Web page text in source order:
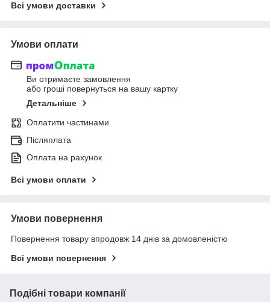
Всі умови доставки
Умови оплати
Ви отримаєте замовлення
або гроші повернуться на вашу картку
Детальніше
Оплатити частинами
Післяплата
Оплата на рахунок
Всі умови оплати
Умови повернення
Повернення товару впродовж 14 днів за домовленістю
Всі умови повернення
Подібні товари компанії